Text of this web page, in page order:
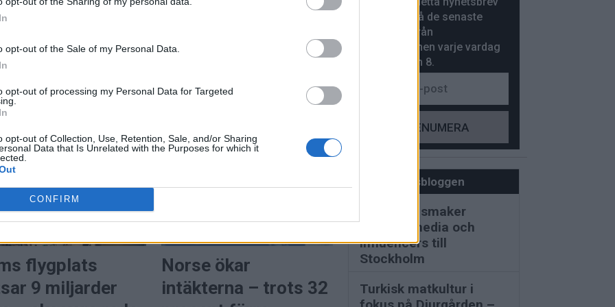
opt-out of the Sale of my Personal Data.
opt-out of processing my Personal Data for Targeted
opt-out of Collection, Use, Retention, Sale, and/or Sharing
Data that Is Unrelated with the Purposes for which it
CONFIRM
– men årets
5,7 miljarder pund – en ny
flyg
gratis och få de senaste
nyheterna från
resebranschen varje vardag
före klockan 8.
flygplats
9 miljarder
Norse ökar
intäkterna – trots 32
Redaktionsbloggen
Kroatiska smaker
lockade media och
influencers till
Stockholm
Turkisk matkultur i